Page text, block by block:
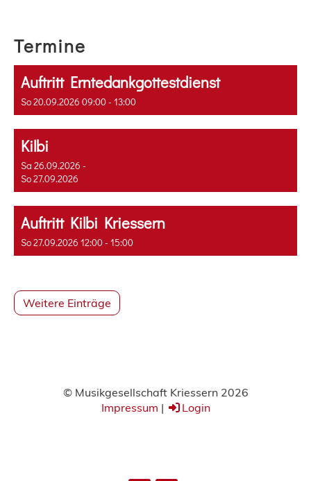
Termine
Auftritt Erntedankgottestdienst
So 20.09.2026 09:00 - 13:00
Kilbi
Sa 26.09.2026 -
So 27.09.2026
Auftritt Kilbi Kriessern
So 27.09.2026 12:00 - 15:00
Weitere Einträge
© Musikgesellschaft Kriessern 2026
Impressum | Login